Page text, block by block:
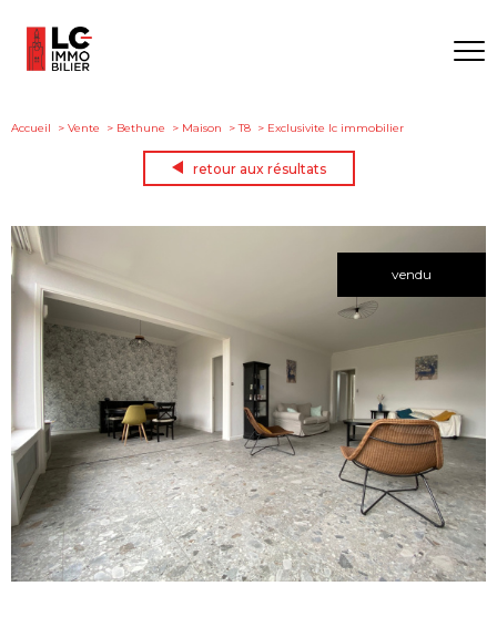
Accueil Vente Bethune Maison T8 Exclusivite lc immobilier
retour aux résultats
vendu